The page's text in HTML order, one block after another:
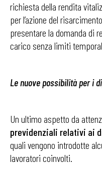
richiesta della rendita
per l’azione del
presentare la domanda di
carico senza limiti
Le nuove possibilità per i
Un ultimo aspetto da
previdenziali relativi ai
quali vengono introdotte
lavoratori coinvolti.